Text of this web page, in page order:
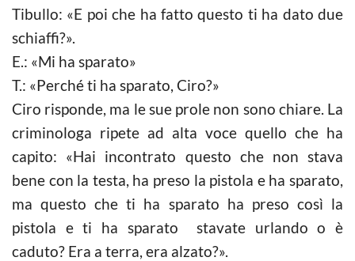
Tibullo: «E poi che ha fatto questo ti ha dato due
schiaffi?».
E.: «Mi ha sparato»
T.: «Perché ti ha sparato, Ciro?»
Ciro risponde, ma le sue prole non sono chiare. La
criminologa ripete ad alta voce quello che ha
capito: «Hai incontrato questo che non stava
bene con la testa, ha preso la pistola e ha sparato,
ma questo che ti ha sparato ha preso così la
pistola e ti ha sparato stavate urlando o è
caduto? Era a terra, era alzato?».